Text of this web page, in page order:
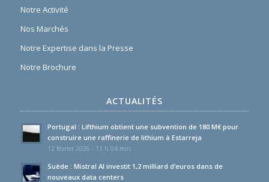
Notre Activité
Nos Marchés
Notre Expertise dans la Presse
Notre Brochure
ACTUALITÉS
Portugal : Lifthium obtient une subvention de 180 M€ pour
construire une raffinerie de lithium à Estarreja
12 février 2026 - 11 h 04 min
Suède : Mistral AI investit 1,2 milliard d’euros dans de
nouveaux data centers